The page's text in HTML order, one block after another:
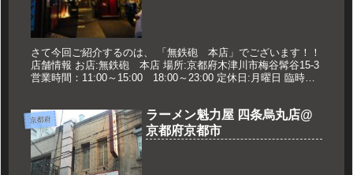
さて今回ご紹介するのは、 「無鉄砲 本店」でございます！！
店舗情報 お店:無鉄砲 本店 場所:京都府木津川市梅谷髯谷15-3
営業時間：11:00～15:00 18:00～23:00 定休日:月曜日 臨時休
京都府
ラーメン魁力屋 四条烏丸店@
京都府京都市